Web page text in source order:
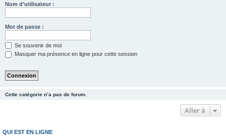
Nom d’utilisateur :
Mot de passe :
Se souvenir de moi
Masquer ma présence en ligne pour cette session
Cette catégorie n’a pas de forum.
Aller à
QUI EST EN LIGNE